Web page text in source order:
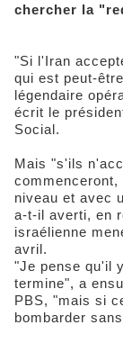
chercher la
"Si l'Iran
qui est peut-
légendaire
écrit le
Social.
Mais "s'ils
niveau et avec
a-t-il averti, en
israélienne
avril.
"Je pense qu'il
termine", a
PBS, "mais si
bombarder